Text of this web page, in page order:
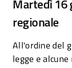
Martedì 16
regionale
All'ordine del
legge e